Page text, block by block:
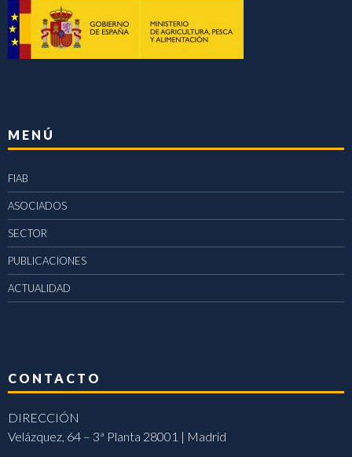
MENÚ
FIAB
ASOCIADOS
SECTOR
PUBLICACIONES
ACTUALIDAD
CONTACTO
DIRECCIÓN
Velázquez, 64 – 3ª Planta 28001 | Madrid